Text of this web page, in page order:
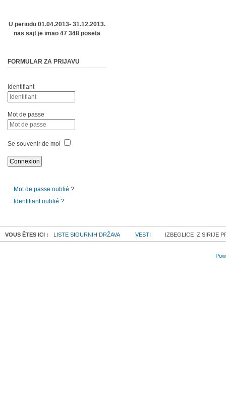
U periodu 01.04.2013- 31.12.2013.
nas sajt je imao 47 348 poseta
FORMULAR ZA PRIJAVU
Identifiant
Mot de passe
Se souvenir de moi
Mot de passe oublié ?
Identifiant oublié ?
VOUS ÊTES ICI : LISTE SIGURNIH DRŽAVA VESTI IZBEGLICE IZ SIRIJE